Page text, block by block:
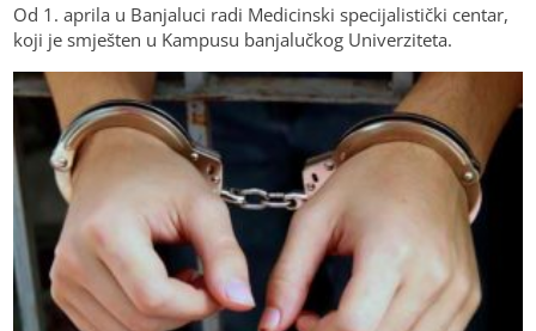
Od 1. aprila u Banjaluci radi Medicinski specijalistički centar,
koji je smješten u Kampusu banjalučkog Univerziteta.